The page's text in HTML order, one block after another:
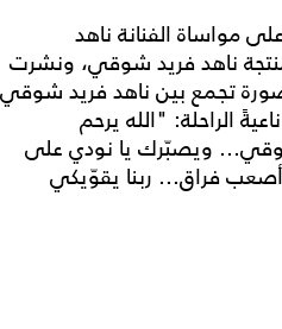
مواساة الفنانة ناهد
ناهد فريد شوقي، ونشرت
تجمع بين ناهد فريد شوقي
الراحلة: "الله يرحم
شوقي... ويصبّرك يا نودي على
أصعب فراق... ربنا يقوّيكي